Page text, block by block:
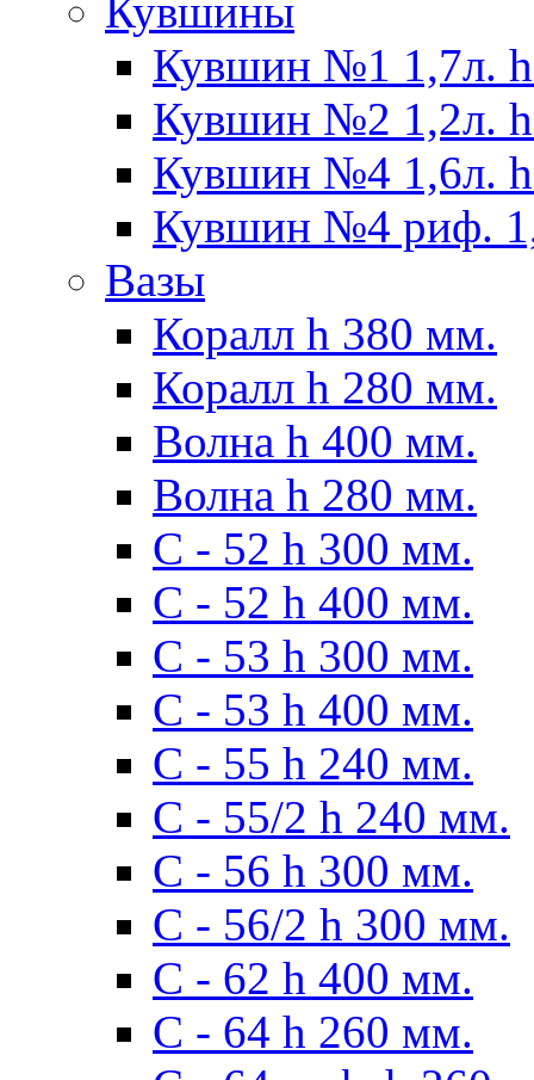
Кувшины
Кувшин №1 1,7л.
Кувшин №2 1,2л.
Кувшин №4 1,6л.
Кувшин №4 риф.
Вазы
Коралл h 380 мм.
Коралл h 280 мм.
Волна h 400 мм.
Волна h 280 мм.
C - 52 h 300 мм.
C - 52 h 400 мм.
С - 53 h 300 мм.
С - 53 h 400 мм.
С - 55 h 240 мм.
С - 55/2 h 240 мм.
С - 56 h 300 мм.
С - 56/2 h 300 мм.
С - 62 h 400 мм.
С - 64 h 260 мм.